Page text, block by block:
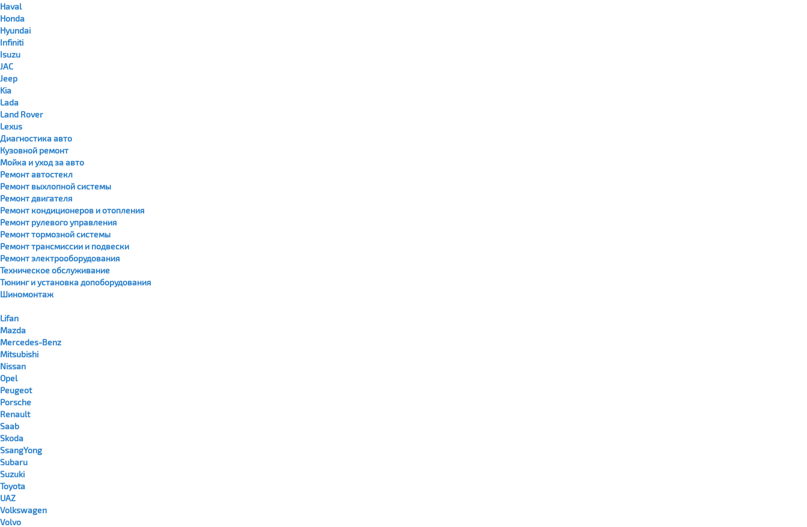
Haval
Honda
Hyundai
Infiniti
Isuzu
JAC
Jeep
Kia
Lada
Land Rover
Lexus
Диагностика авто
Кузовной ремонт
Мойка и уход за авто
Ремонт автостекл
Ремонт выхлопной системы
Ремонт двигателя
Ремонт кондиционеров и отопления
Ремонт рулевого управления
Ремонт тормозной системы
Ремонт трансмиссии и подвески
Ремонт электрооборудования
Техническое обслуживание
Тюнинг и установка допоборудования
Шиномонтаж
Lifan
Mazda
Mercedes-Benz
Mitsubishi
Nissan
Opel
Peugeot
Porsche
Renault
Saab
Skoda
SsangYong
Subaru
Suzuki
Toyota
UAZ
Volkswagen
Volvo